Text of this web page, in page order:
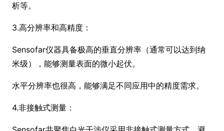
析等。
3.高分辨率和高精度：
Sensofar仪器具备极高的垂直分辨率（通常可以达到纳
米级），能够测量表面的微小起伏。
水平分辨率也很高，能够满足不同应用中的精度需求。
4.非接触式测量：